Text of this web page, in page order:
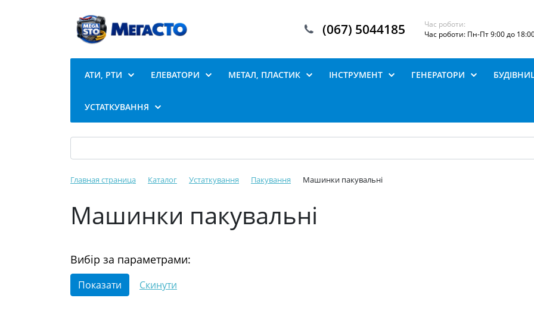
(067) 5044185
Час роботи:
Час роботи: Пн-Пт 9:00 до
АТИ, РТИ ЕЛЕВАТОРИ МЕТАЛ, ПЛАСТИК ІНСТРУМЕНТ ГЕНЕРАТОРИ
УСТАТКУВАННЯ
Главная страница Каталог Устаткування Пакування Машинки пакувальні️
Машинки пакувальні️
Вибір за параметрами: